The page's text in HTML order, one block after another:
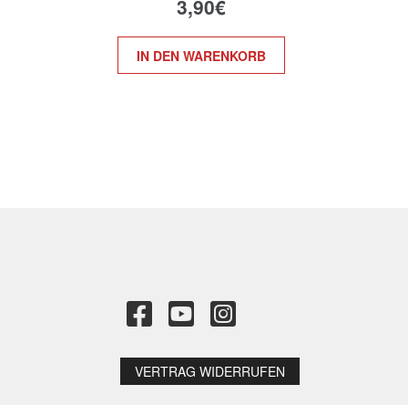
3,90€
IN DEN WARENKORB
VERTRAG WIDERRUFEN